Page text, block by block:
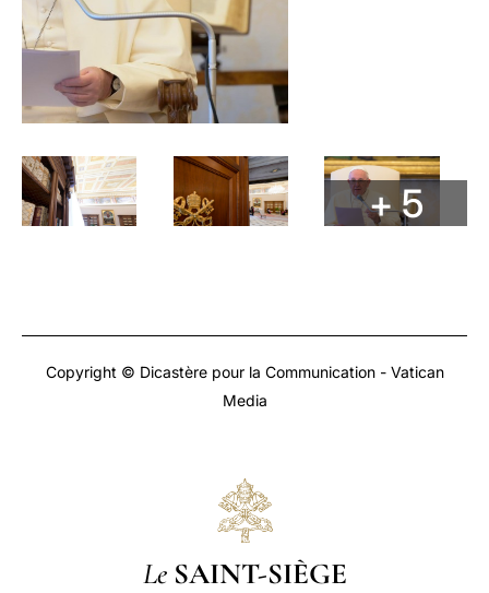
+ 5
Copyright © Dicastère pour la Communication - Vatican
Media
Le SAINT-SIÈGE